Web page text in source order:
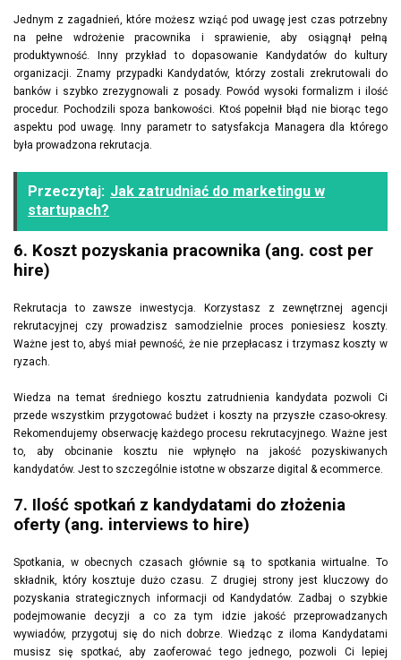
Jednym z zagadnień, które możesz wziąć pod uwagę jest czas potrzebny
na pełne wdrożenie pracownika i sprawienie, aby osiągnął pełną
produktywność. Inny przykład to dopasowanie Kandydatów do kultury
organizacji. Znamy przypadki Kandydatów, którzy zostali zrekrutowali do
banków i szybko zrezygnowali z posady. Powód wysoki formalizm i ilość
procedur. Pochodzili spoza bankowości. Ktoś popełnił błąd nie biorąc tego
aspektu pod uwagę. Inny parametr to satysfakcja Managera dla którego
była prowadzona rekrutacja.
Przeczytaj: Jak zatrudniać do marketingu w
startupach?
6. Koszt pozyskania pracownika (ang. cost per
hire)
Rekrutacja to zawsze inwestycja. Korzystasz z zewnętrznej agencji
rekrutacyjnej czy prowadzisz samodzielnie proces poniesiesz koszty.
Ważne jest to, abyś miał pewność, że nie przepłacasz i trzymasz koszty w
ryzach.
Wiedza na temat średniego kosztu zatrudnienia kandydata pozwoli Ci
przede wszystkim przygotować budżet i koszty na przyszłe czaso-okresy.
Rekomendujemy obserwację każdego procesu rekrutacyjnego. Ważne jest
to, aby obcinanie kosztu nie wpłynęło na jakość pozyskiwanych
kandydatów. Jest to szczególnie istotne w obszarze digital & ecommerce.
7. Ilość spotkań z kandydatami do złożenia
oferty (ang. interviews to hire)
Spotkania, w obecnych czasach głównie są to spotkania wirtualne. To
składnik, który kosztuje dużo czasu. Z drugiej strony jest kluczowy do
pozyskania strategicznych informacji od Kandydatów. Zadbaj o szybkie
podejmowanie decyzji a co za tym idzie jakość przeprowadzanych
wywiadów, przygotuj się do nich dobrze. Wiedząc z iloma Kandydatami
musisz się spotkać, aby zaoferować tego jednego, pozwoli Ci lepiej